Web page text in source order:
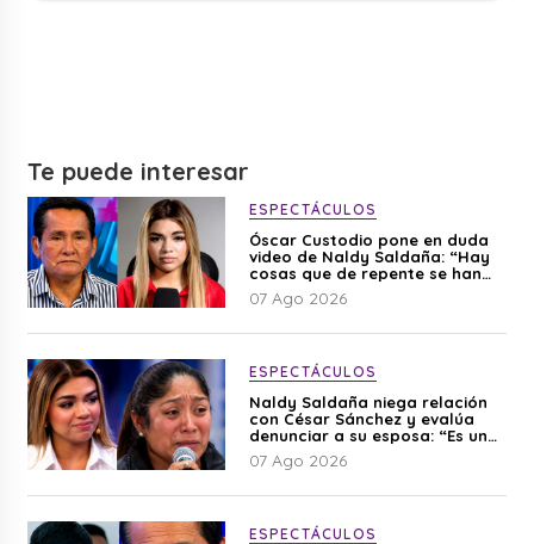
Te puede interesar
ESPECTÁCULOS
Óscar Custodio pone en duda
video de Naldy Saldaña: “Hay
cosas que de repente se han
editado”
07 Ago 2026
ESPECTÁCULOS
Naldy Saldaña niega relación
con César Sánchez y evalúa
denunciar a su esposa: “Es una
difamación”
07 Ago 2026
ESPECTÁCULOS